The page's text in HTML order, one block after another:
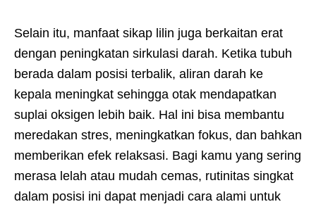
Selain itu, manfaat sikap lilin juga berkaitan erat
dengan peningkatan sirkulasi darah. Ketika tubuh
berada dalam posisi terbalik, aliran darah ke
kepala meningkat sehingga otak mendapatkan
suplai oksigen lebih baik. Hal ini bisa membantu
meredakan stres, meningkatkan fokus, dan bahkan
memberikan efek relaksasi. Bagi kamu yang sering
merasa lelah atau mudah cemas, rutinitas singkat
dalam posisi ini dapat menjadi cara alami untuk